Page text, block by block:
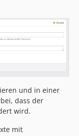
und in einer
dass der
wird.
mit